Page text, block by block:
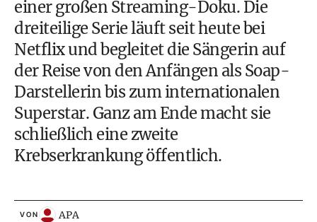
einer großen Streaming-Doku. Die
dreiteilige Serie läuft seit heute bei
Netflix und begleitet die Sängerin auf
der Reise von den Anfängen als Soap-
Darstellerin bis zum internationalen
Superstar. Ganz am Ende macht sie
schließlich eine zweite
Krebserkrankung öffentlich.
VON APA